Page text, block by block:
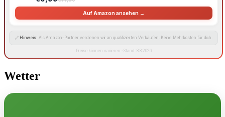
Auf Amazon ansehen →
🔗 Hinweis: Als Amazon-Partner verdienen wir an qualifizierten Verkäufen. Keine Mehrkosten für dich.
Preise können variieren · Stand: 8.8.2026
Wetter